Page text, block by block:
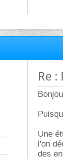
Re
Une
l'on
des